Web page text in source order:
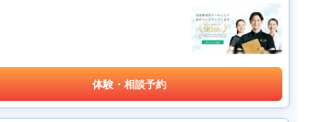
体験・相談予約